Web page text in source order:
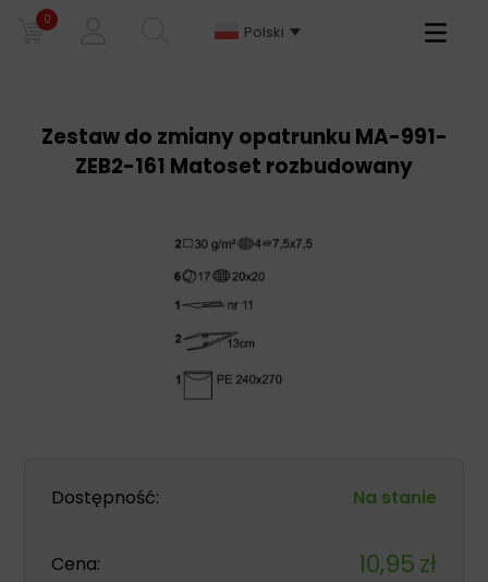
0
Polski
Primary
Zestaw do zmiany opatrunku MA-991-
ZEB2-161 Matoset rozbudowany
Dostępność: Na stanie
Cena: 10,95zł